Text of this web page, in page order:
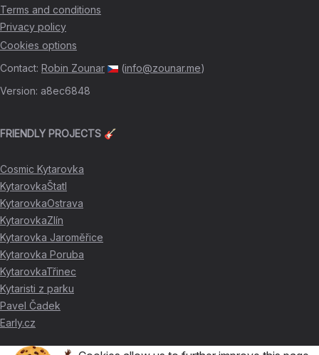
Terms and conditions
Privacy policy
Cookies options
Contact: Robin Zounar (info@zounar.me)
Version: a8ec6848
FRIENDLY PROJECTS 🎸
Cosmic Kytarovka
KytarovkaŠtatl
KytarovkaOstrava
KytarovkaZlín
Kytarovka Jaroměřice
Kytarovka Poruba
KytarovkaTřinec
Kytaristi z parku
Pavel Čadek
Early.cz